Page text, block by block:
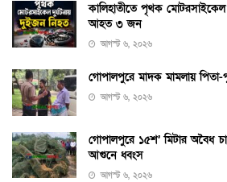
কালিহাতীতে পৃথক
আহত ৩ জন
আগস্ট ৬, ২০২৬
গোপালপুরে মাদক মামলায় পিতা-
আগস্ট ৬, ২০২৬
গোপালপুরে ১৫শ’ মিটার অবৈধ
আগুনে ধ্বংস
আগস্ট ৬, ২০২৬